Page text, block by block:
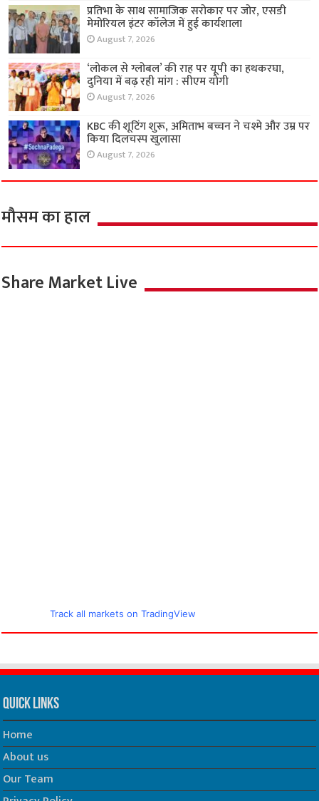
प्रतिभा के साथ सामाजिक सरोकार पर जोर, एसडी
मेमोरियल इंटर कॉलेज में हुई कार्यशाला
August 7, 2026
‘लोकल से ग्लोबल’ की राह पर यूपी का हथकरघा,
दुनिया में बढ़ रही मांग : सीएम योगी
August 7, 2026
KBC की शूटिंग शुरू, अमिताभ बच्चन ने चश्मे और उम्र पर
किया दिलचस्प खुलासा
August 7, 2026
मौसम का हाल
Share Market Live
Track all markets on TradingView
Quick Links
Home
About us
Our Team